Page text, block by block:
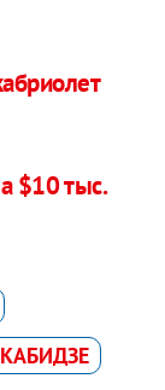
$10 тыс.